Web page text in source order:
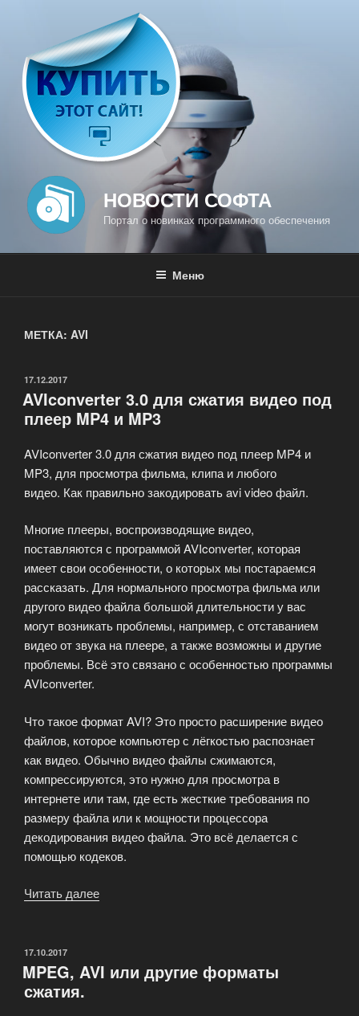
содержимому
НОВОСТИ СОФТА
Портал о новинках программного обеспечения
Меню
МЕТКА: AVI
ОПУБЛИКОВАНО
17.12.2017
AVIconverter 3.0 для сжатия видео под
плеер MP4 и MP3
AVIconverter 3.0 для сжатия видео под плеер MP4 и
MP3, для просмотра фильма, клипа и любого
видео. Как правильно закодировать avi video файл.
Многие плееры, воспроизводящие видео,
поставляются с программой AVIconverter, которая
имеет свои особенности, о которых мы постараемся
рассказать. Для нормального просмотра фильма или
другого видео файла большой длительности у вас
могут возникать проблемы, например, с отставанием
видео от звука на плеере, а также возможны и другие
проблемы. Всё это связано с особенностью программы
AVIconverter.
Что такое формат AVI? Это просто расширение видео
файлов, которое компьютер с лёгкостью распознает
как видео. Обычно видео файлы сжимаются,
компрессируются, это нужно для просмотра в
интернете или там, где есть жесткие требования по
размеру файла или к мощности процессора
декодирования видео файла. Это всё делается с
помощью кодеков.
Читать далее
видео
ОПУБЛИКОВАНО
17.10.2017
MPEG, AVI или другие форматы
сжатия.